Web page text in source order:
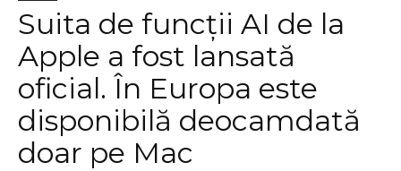
Suita de funcții AI de la
Apple a fost lansată
oficial. În Europa este
disponibilă deocamdată
doar pe Mac